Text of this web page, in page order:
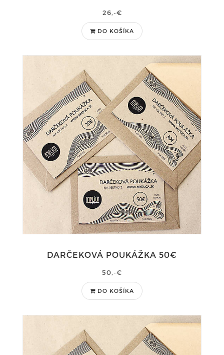
26,-€
DO KOŠÍKA
DARČEKOVÁ POUKÁŽKA 50€
50,-€
DO KOŠÍKA